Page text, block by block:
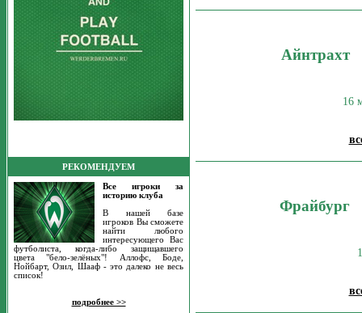
РЕКОМЕНДУЕМ
Все игроки за
историю клуба
В нашей базе
игроков Вы сможете
найти любого
интересующего Вас
футболиста, когда-либо защищавшего
цвета "бело-зелёных"! Аллофс, Боде,
Нойбарт, Озил, Шааф - это далеко не весь
список!
подробнее >>
Айнтрахт
16
Фрайбург